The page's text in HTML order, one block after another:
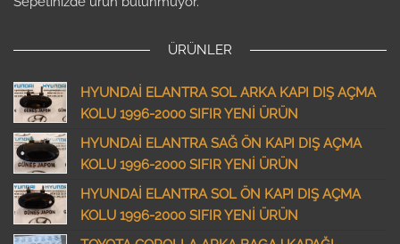
ÜRÜNLER
HYUNDAİ ELANTRA SOL ARKA KAPI DIŞ AÇMA
KOLU 1996-2000 SIFIR YENİ ÜRÜN
HYUNDAİ ELANTRA SAĞ ÖN KAPI DIŞ AÇMA
KOLU 1996-2000 SIFIR YENİ ÜRÜN
HYUNDAİ ELANTRA SOL ÖN KAPI DIŞ AÇMA
KOLU 1996-2000 SIFIR YENİ ÜRÜN